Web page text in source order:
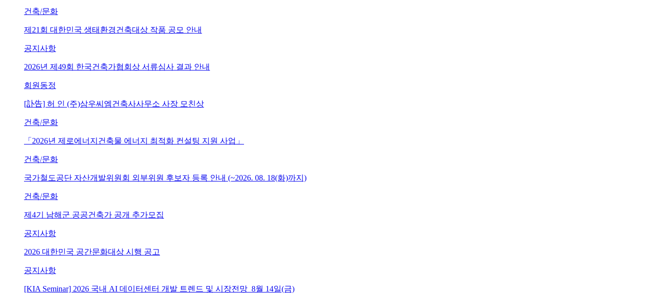
건축/문화
제21회 대한민국 생태환경건축대상 작품 공모 안내
공지사항
2026년 제49회 한국건축가협회상 서류심사 결과 안내
회원동정
[訃告] 허 인 (주)삼우씨엠건축사사무소 사장 모친상
건축/문화
「2026년 제로에너지건축물 에너지 최적화 컨설팅 지원 사업」
건축/문화
국가철도공단 자산개발위원회 외부위원 후보자 등록 안내 (~2026. 08. 18(화)까지)
건축/문화
제4기 남해군 공공건축가 공개 추가모집
공지사항
2026 대한민국 공간문화대상 시행 공고
공지사항
[KIA Seminar] 2026 국내 AI 데이터센터 개발 트렌드 및 시장전망_8월 14일(금)